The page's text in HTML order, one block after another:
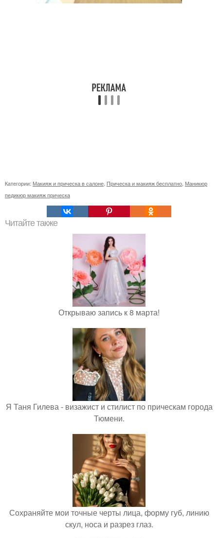
Категории: Макияж и прическа в салоне Прическа и макияж бесплатно Маникюр
педикюр макияж прическа
Читайте также
Открываю запись к 8 марта!
Я Таня Гилева - визажист и стилист по прическам города
Тюмени.
Сохраняйте мои точные черты лица, форму губ, линию
скул, носа и разрез глаз.